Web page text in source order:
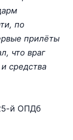
по
прилёты
что враг
средства
й ОПДб